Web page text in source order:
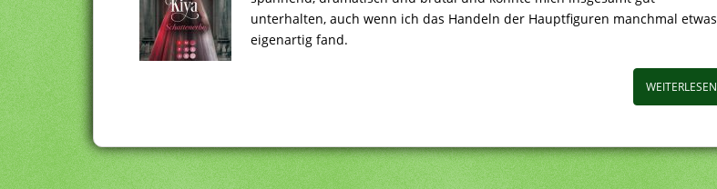
unterhalten, auch wenn ich das Handeln der Hauptfiguren manchmal etwas
eigenartig fand.
WEITERLESEN